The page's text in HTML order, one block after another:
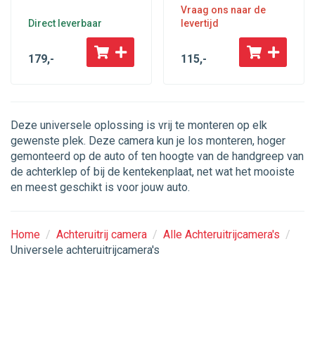
Direct leverbaar
179,-
Vraag ons naar de
levertijd
115,-
Deze universele oplossing is vrij te monteren op elk
gewenste plek. Deze camera kun je los monteren, hoger
gemonteerd op de auto of ten hoogte van de handgreep van
de achterklep of bij de kentekenplaat, net wat het mooiste
en meest geschikt is voor jouw auto.
Home / Achteruitrij camera / Alle Achteruitrijcamera's /
Universele achteruitrijcamera's